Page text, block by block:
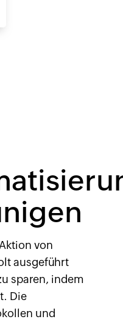
von
ausgeführt
sparen, indem
Die
und